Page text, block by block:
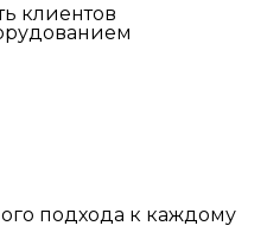
клиентов
подхода к каждому